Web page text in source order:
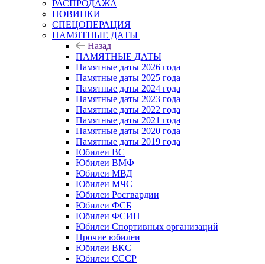
РАСПРОДАЖА
НОВИНКИ
СПЕЦОПЕРАЦИЯ
ПАМЯТНЫЕ ДАТЫ
Назад
ПАМЯТНЫЕ ДАТЫ
Памятные даты 2026 года
Памятные даты 2025 года
Памятные даты 2024 года
Памятные даты 2023 года
Памятные даты 2022 года
Памятные даты 2021 года
Памятные даты 2020 года
Памятные даты 2019 года
Юбилеи ВС
Юбилеи ВМФ
Юбилеи МВД
Юбилеи МЧС
Юбилеи Росгвардии
Юбилеи ФСБ
Юбилеи ФСИН
Юбилеи Спортивных организаций
Прочие юбилеи
Юбилеи ВКС
Юбилеи СССР